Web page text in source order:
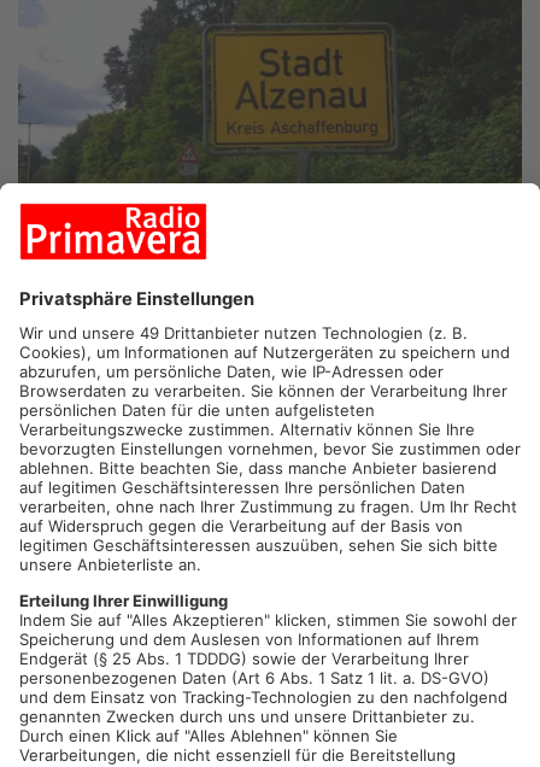
ALZENAU.Beim Spessart-Biosphärenreservat kann künftig
jede Kommune ihre eigene Naturwald-Zone ausweisen. Am
Abend will der Alzenauer Stadtrat entscheiden, ob Teile des
Stadtwaldes eine solche Kernzone werden sollen.
Im geplanten Biosphärenreservat soll nachhaltiges
Wirtschaften im Einklang mit der Natur gefördert werden.
Anders als bei einem Nationalpark darf der Wald in der
Biosphärenregion nämlich weiterhin wirtschaftlich genutzt
werden. In einer ausgewählten Kernzonemussdie Natur aber
sich selbst überlassen werden. Die Gemeinden dürfen dabei
Wald haben möchten und wo die sich befinden soll. Im
Idealfall sollte die Kernzone nicht kleiner als 25 Hektar sein.
Ob die Stadt Alzenau einen Teil ihres Waldes dafür zur
Verfügung stellen wird, und wie groß diese Fläche sein wird,
das entscheidet sich vielleicht heute Abend.
Artikel teilen